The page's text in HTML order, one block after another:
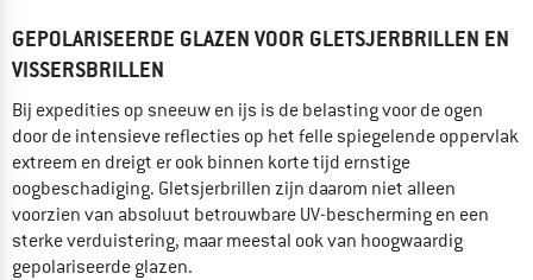
GEPOLARISEERDE GLAZEN VOOR GLETSJERBRILLEN EN
VISSERSBRILLEN
Bij expedities op sneeuw en ijs is de belasting voor de ogen
door de intensieve reflecties op het felle spiegelende oppervlak
extreem en dreigt er ook binnen korte tijd ernstige
oogbeschadiging. Gletsjerbrillen zijn daarom niet alleen
voorzien van absoluut betrouwbare UV-bescherming en een
sterke verduistering, maar meestal ook van hoogwaardig
gepolariseerde glazen.